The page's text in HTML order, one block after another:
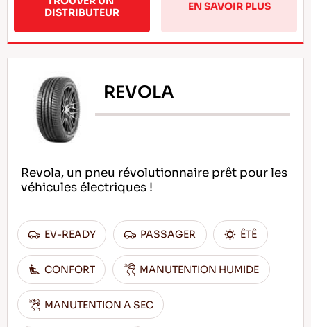
DISTRIBUTEUR
EN SAVOIR PLUS
REVOLA
Revola, un pneu révolutionnaire prêt pour les
véhicules électriques !
EV-READY PASSAGER ÊTÊ
CONFORT MANUTENTION HUMIDE
MANUTENTION A SEC